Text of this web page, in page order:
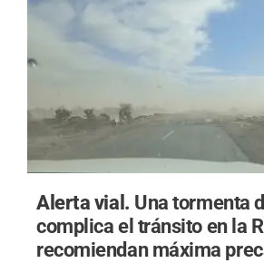
Alerta vial. Una tormenta
complica el tránsito en la
recomiendan máxima